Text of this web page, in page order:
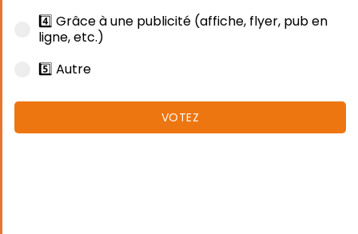
4️⃣ Grâce à une publicité (affiche, flyer, pub en
ligne, etc.)
5️⃣ Autre
VOTEZ